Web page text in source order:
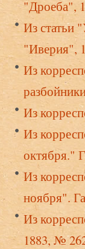
"Дроеба",
Из статьи
"Иверия",
Из
Из
Из
октября."
Из
ноября".
Из
1883, №